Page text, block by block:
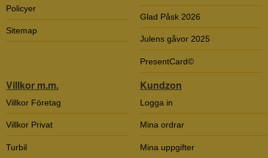
Policyer
Sitemap
Glad Påsk 2026
Julens gåvor 2025
PresentCard©
Villkor m.m.
Villkor Företag
Villkor Privat
Turbil
Kundzon
Logga in
Mina ordrar
Mina uppgifter